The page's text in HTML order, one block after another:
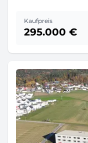
Kaufpreis
295.000 €